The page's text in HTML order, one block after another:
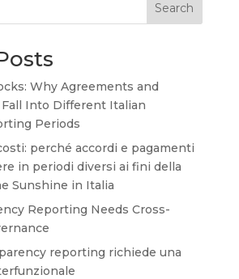
Search
Why Agreements and
Into Different Italian
Periods
perché accordi e pagamenti
in periodi diversi ai fini della
Sunshine in Italia
Reporting Needs Cross-
reporting richiede una